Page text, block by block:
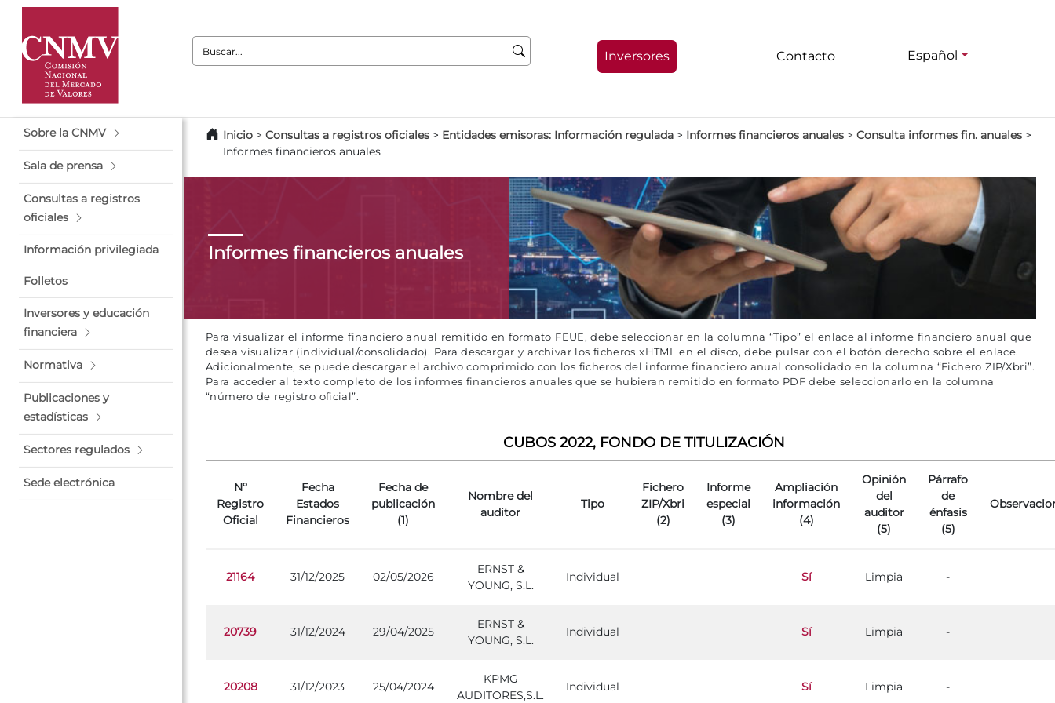
Buscar:
Inversores Contacto Español
Sobre la CNMV
Sala de prensa
Consultas a registros
oficiales
Información privilegiada
Folletos
Inversores y educación
financiera
Normativa
Publicaciones y
estadísticas
Sectores regulados
Sede electrónica
Inicio > Consultas a registros oficiales > Entidades emisoras: Información regulada > Informes financieros anuales > Consulta informes fin. anuales >
Informes financieros anuales
Informes financieros anuales
Para visualizar el informe financiero anual remitido en formato FEUE, debe seleccionar en la columna “Tipo” el enlace al informe financiero anual que
desea visualizar (individual/consolidado). Para descargar y archivar los ficheros xHTML en el disco, debe pulsar con el botón derecho sobre el enlace.
Adicionalmente, se puede descargar el archivo comprimido con los ficheros del informe financiero anual consolidado en la columna “Fichero ZIP/Xbri”.
Para acceder al texto completo de los informes financieros anuales que se hubieran remitido en formato PDF debe seleccionarlo en la columna
“número de registro oficial”.
CUBOS 2022, FONDO DE TITULIZACIÓN
Nº
Registro
Oficial
Fecha
Estados
Financieros
Fecha de
publicación
(1)
Nombre del
auditor
Tipo
Fichero
ZIP/Xbri
(2)
Informe
especial
(3)
Ampliación
información
(4)
Opinión
del
auditor
(5)
Párrafo
de
énfasis
(5)
21164 31/12/2025 02/05/2026
ERNST &
YOUNG, S.L.
Individual Sí Limpia -
20739 31/12/2024 29/04/2025
ERNST &
YOUNG, S.L.
Individual Sí Limpia -
20208 31/12/2023 25/04/2024
KPMG
AUDITORES,S.L.
Individual Sí Limpia -